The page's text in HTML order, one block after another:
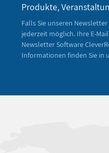
Produkte,
Falls Sie unseren
jederzeit möglich. Ihre E-
Newsletter Software
Informationen finden Sie in